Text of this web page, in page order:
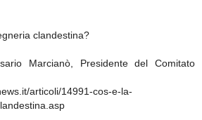
clandestina?
Marcianò, Presidente del Comitato
articoli/14991-cos-e-la-